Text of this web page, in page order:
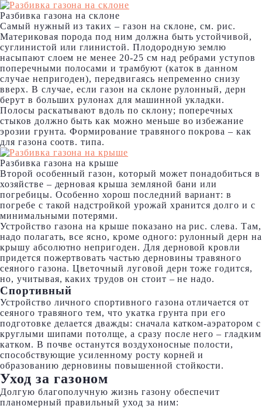
Разбивка газона на склоне
Самый нужный из таких – газон на склоне, см. рис.
Материковая порода под ним должна быть устойчивой,
суглинистой или глинистой. Плодородную землю
насыпают слоем не менее 20-25 см над ребрами уступов
поперечными полосами и трамбуют (каток в данном
случае непригоден), передвигаясь непременно снизу
вверх. В случае, если газон на склоне рулонный, дерн
берут в больших рулонах для машинной укладки.
Полосы раскатывают вдоль по склону; поперечных
стыков должно быть как можно меньше во избежание
эрозии грунта. Формирование травяного покрова – как
для газона соотв. типа.
Разбивка газона на крыше
Второй особенный газон, который может понадобиться в
хозяйстве – дерновая крыша земляной бани или
погребицы. Особенно хорош последний вариант: в
погребе с такой надстройкой урожай хранится долго и с
минимальными потерями.
Устройство газона на крыше показано на рис. слева. Там,
надо полагать, все ясно, кроме одного: рулонный дерн на
крышу абсолютно непригоден. Для дерновой кровли
придется пожертвовать частью дерновины травяного
сеяного газона. Цветочный луговой дерн тоже годится,
но, учитывая, каких трудов он стоит – не надо.
Спортивный
Устройство личного спортивного газона отличается от
сеяного травяного тем, что укатка грунта при его
подготовке делается дважды: сначала катком-аэратором с
круглыми шипами потолще, а сразу после него – гладким
катком. В почве останутся воздухоносные полости,
способствующие усиленному росту корней и
образованию дерновины повышенной стойкости.
Уход за газоном
Долгую благополучную жизнь газону обеспечит
планомерный правильный уход за ним: